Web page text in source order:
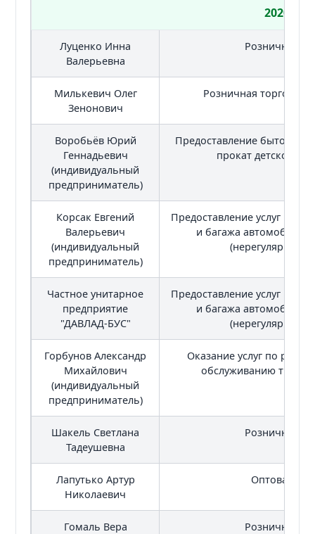
2020
Луценко Инна
Валерьевна
Розничная
Милькевич Олег
Зенонович
Розничная торговля
Воробьёв Юрий
Геннадьевич
(индивидуальный
предприниматель)
Предоставление бытовых
прокат детского
Корсак Евгений
Валерьевич
(индивидуальный
предприниматель)
Предоставление услуг по
и багажа
(нерегулярные
Частное унитарное
предприятие
"ДАВЛАД-БУС"
Предоставление услуг по
и багажа
(нерегулярные
Горбунов Александр
Михайлович
(индивидуальный
предприниматель)
Оказание услуг по
обслуживанию
Шакель Светлана
Тадеушевна
Розничная
Лапутько Артур
Николаевич
Оптовая
Гомаль Вера
Розничная